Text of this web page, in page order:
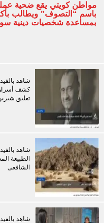
مواطن كويتي يقع ضحية
باسم “التصوف” ويطالب
بمساعدة شخصيات دينية
شاهد
كشف أسرار
تعليق
شاهد
الطبيعة
الشافعى
شاهد